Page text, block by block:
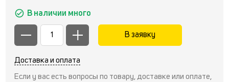
В наличии много
В заявку
Доставка и оплата
Если у вас есть вопросы по товару, доставке или оплате,